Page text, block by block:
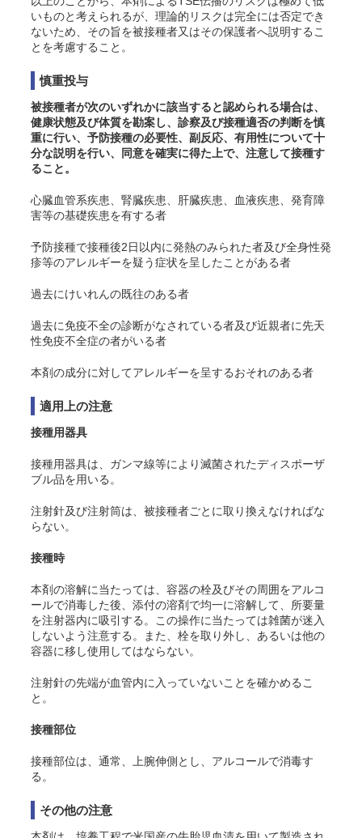
いものと考えられるが、理論的リスクは完全には否定でき
ないため、その旨を被接種者又はその保護者へ説明するこ
とを考慮すること。
慎重投与
被接種者が次のいずれかに該当すると認められる場合は、
健康状態及び体質を勘案し、診察及び接種適否の判断を慎
重に行い、予防接種の必要性、副反応、有用性について十
分な説明を行い、同意を確実に得た上で、注意して接種す
ること。
心臓血管系疾患、腎臓疾患、肝臓疾患、血液疾患、発育障
害等の基礎疾患を有する者
予防接種で接種後2日以内に発熱のみられた者及び全身性発
疹等のアレルギーを疑う症状を呈したことがある者
過去にけいれんの既往のある者
過去に免疫不全の診断がなされている者及び近親者に先天
性免疫不全症の者がいる者
本剤の成分に対してアレルギーを呈するおそれのある者
適用上の注意
接種用器具
接種用器具は、ガンマ線等により滅菌されたディスポーザ
ブル品を用いる。
注射針及び注射筒は、被接種者ごとに取り換えなければな
らない。
接種時
本剤の溶解に当たっては、容器の栓及びその周囲をアルコ
ールで消毒した後、添付の溶剤で均一に溶解して、所要量
を注射器内に吸引する。この操作に当たっては雑菌が迷入
しないよう注意する。また、栓を取り外し、あるいは他の
容器に移し使用してはならない。
注射針の先端が血管内に入っていないことを確かめるこ
と。
接種部位
接種部位は、通常、上腕伸側とし、アルコールで消毒す
る。
その他の注意